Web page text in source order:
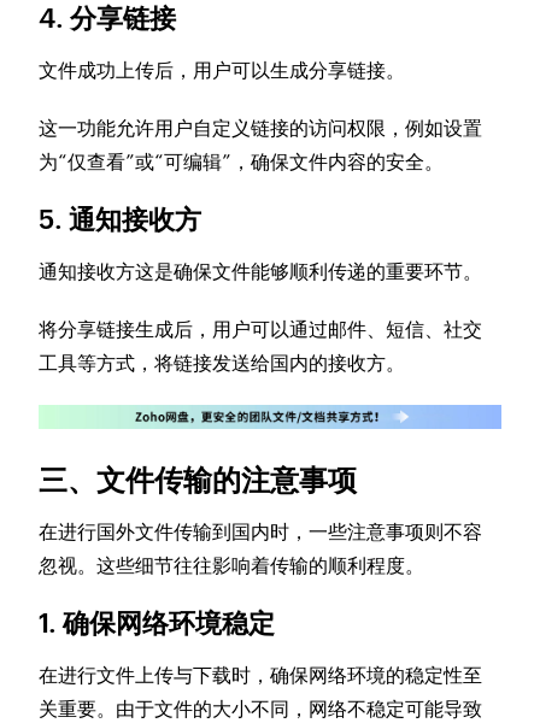
4. 分享链接
文件成功上传后，用户可以生成分享链接。
这一功能允许用户自定义链接的访问权限，例如设置
为“仅查看”或“可编辑”，确保文件内容的安全。
5. 通知接收方
通知接收方这是确保文件能够顺利传递的重要环节。
将分享链接生成后，用户可以通过邮件、短信、社交
工具等方式，将链接发送给国内的接收方。
三、文件传输的注意事项
在进行国外文件传输到国内时，一些注意事项则不容
忽视。这些细节往往影响着传输的顺利程度。
1. 确保网络环境稳定
在进行文件上传与下载时，确保网络环境的稳定性至
关重要。由于文件的大小不同，网络不稳定可能导致